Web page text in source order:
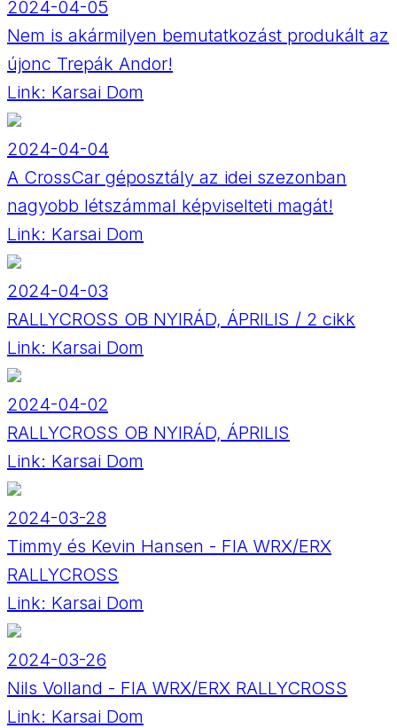
2024-04-05
Nem is akármilyen bemutatkozást produkált az
újonc Trepák Andor!
Link: Karsai Dom
2024-04-04
A CrossCar géposztály az idei szezonban
nagyobb létszámmal képviselteti magát!
Link: Karsai Dom
2024-04-03
RALLYCROSS OB NYIRÁD, ÁPRILIS / 2 cikk
Link: Karsai Dom
2024-04-02
RALLYCROSS OB NYIRÁD, ÁPRILIS
Link: Karsai Dom
2024-03-28
Timmy és Kevin Hansen - FIA WRX/ERX
RALLYCROSS
Link: Karsai Dom
2024-03-26
Nils Volland - FIA WRX/ERX RALLYCROSS
Link: Karsai Dom